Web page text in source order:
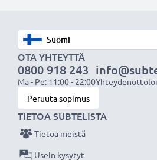
OTA YHTEYTTÄ
0800 918 243
Ma - Pe: 11:00 - 22:00
Peruuta sopimus
TIETOA SUBTELISTA
Tietoa meistä
Usein kysytyt